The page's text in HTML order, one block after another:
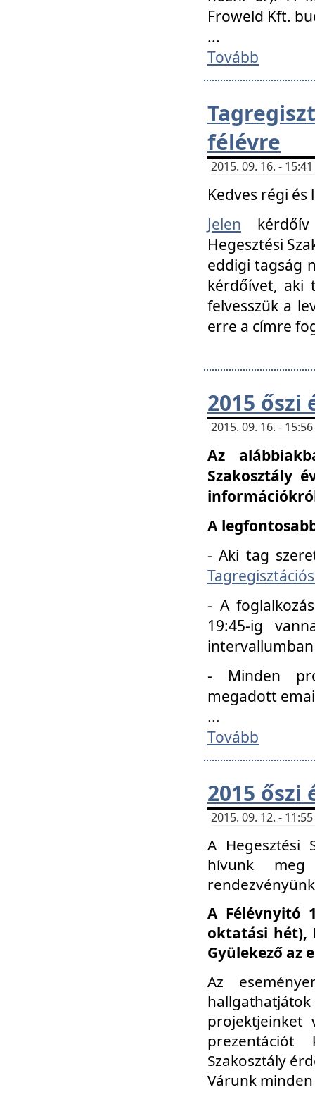
Froweld Kft.
...
Tovább
félévre
2015. 09. 16. -
Kedves régi
Jelen
Hegesztési
eddigi tagság
kérdőívet, aki
felvesszük a
erre a címre
2015 őszi
2015. 09. 16. -
Az
Szakosztály
A
- Aki tag
- A
19:45-ig
- Minden
megadott
...
Tovább
2015
2015. 09. 12. -
A Hegesztési
hívunk
A Félévnyitó
oktatási hét),
Gyülekező az
Az
Szakosztály
Várunk